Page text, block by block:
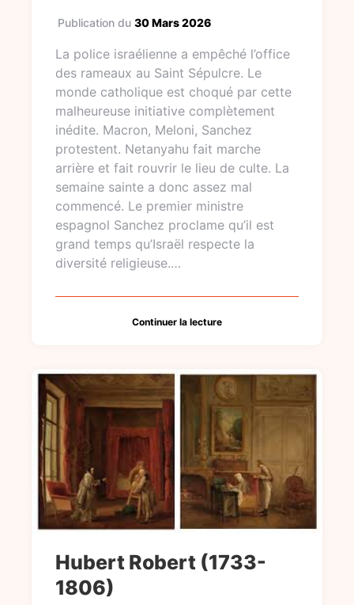
Publication du 30 Mars 2026
La police israélienne a empêché l’office
des rameaux au Saint Sépulcre. Le
monde catholique est choqué par cette
malheureuse initiative complètement
inédite. Macron, Meloni, Sanchez
protestent. Netanyahu fait marche
arrière et fait rouvrir le lieu de culte. La
semaine sainte a donc assez mal
commencé. Le premier ministre
espagnol Sanchez proclame qu’il est
grand temps qu’Israël respecte la
diversité religieuse.…
Continuer la lecture
Hubert Robert (1733-
1806)